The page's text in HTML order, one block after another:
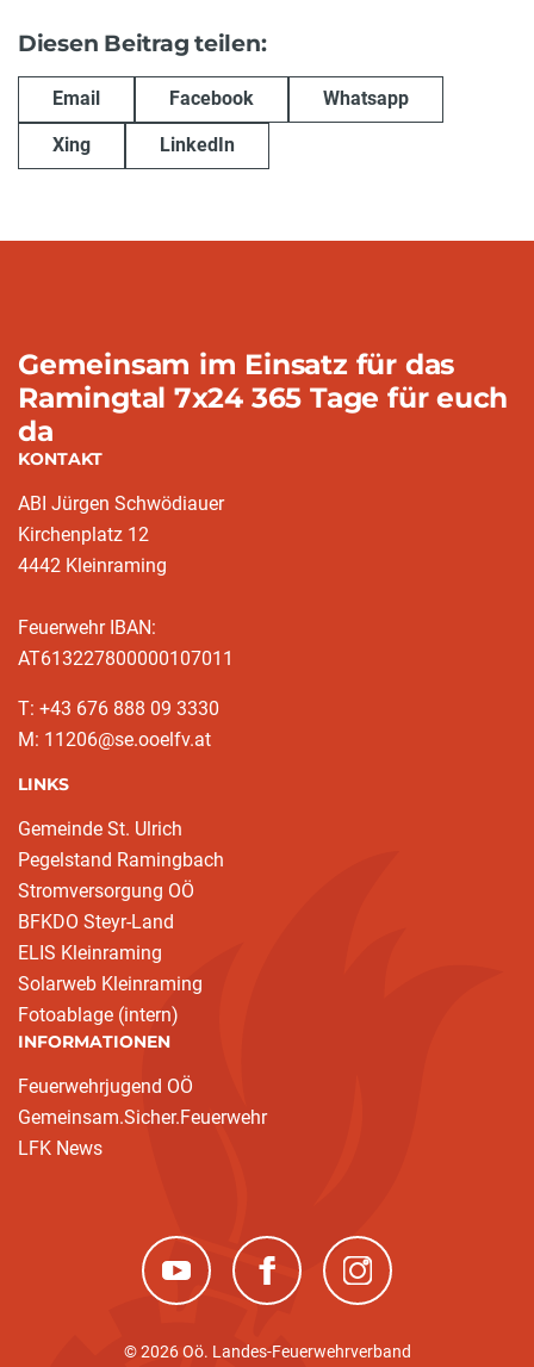
Diesen Beitrag teilen:
Email Facebook Whatsapp
Xing LinkedIn
Gemeinsam im Einsatz für das
Ramingtal 7x24 365 Tage für euch
da
KONTAKT
ABI Jürgen Schwödiauer
Kirchenplatz 12
4442 Kleinraming
Feuerwehr IBAN:
AT613227800000107011
T: +43 676 888 09 3330
M: 11206@se.ooelfv.at
LINKS
Gemeinde St. Ulrich
Pegelstand Ramingbach
Stromversorgung OÖ
BFKDO Steyr-Land
ELIS Kleinraming
Solarweb Kleinraming
Fotoablage (intern)
INFORMATIONEN
Feuerwehrjugend OÖ
Gemeinsam.Sicher.Feuerwehr
LFK News
(neues Fenster)(neues Fenster)(neues Fenster)
© 2026 Oö. Landes-Feuerwehrverband